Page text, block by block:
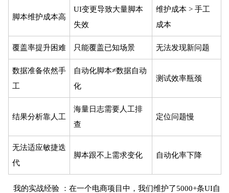
脚本维护成本高
UI变更导致大量脚本
失效
维护成本 > 手工
成本
覆盖率提升困难 只能覆盖已知场景 无法发现新问题
数据准备依然手
工
自动化脚本≠数据自动
化
测试效率瓶颈
结果分析靠人工
海量日志需要人工排
查
定位问题慢
无法适应敏捷迭
代
脚本跟不上需求变化 自动化率下降
我的实战经验 ：在一个电商项目中，我们维护了5000+条UI自